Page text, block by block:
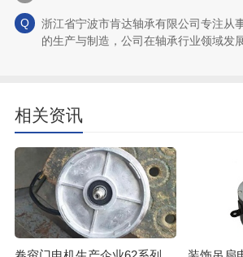
浙江省宁波市肯达轴承有限公司专注从
的生产与制造，公司在轴承行业领域发展
相关资讯